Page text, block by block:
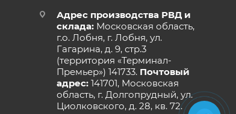
Адрес производства РВД и
склада:Московская область,
г.о. Лобня, г. Лобня, ул.
Гагарина, д. 9, стр.3
(территория «Терминал-
Премьер») 141733. Почтовый
адрес:141701, Московская
область, г. Долгопрудный, ул.
Циолковского, д. 28, кв. 72.